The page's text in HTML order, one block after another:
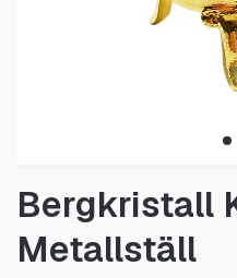
Bergkristall
Metallställ